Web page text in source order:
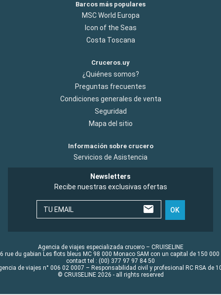
Barcos más populares
MSC World Europa
Icon of the Seas
Costa Toscana
Cruceros.uy
¿Quiénes somos?
Preguntas frecuentes
Condiciones generales de venta
Seguridad
Mapa del sitio
Información sobre crucero
Servicios de Asistencia
Newsletters
Recibe nuestras exclusivas ofertas
TU EMAIL OK
Agencia de viajes especializada crucero – CRUISELINE
rue du gabian Les flots bleus MC 98 000 Monaco SAM con un capital de 150 000
contact tel : (00) 377 97 97 84 50
de viajes n° 006 02 0007 – Responsabilidad civil y profesional RC RSA de
© CRUISELINE 2026 - all rights reserved